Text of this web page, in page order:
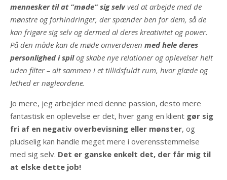
mennesker til at ”møde” sig selvved at arbejde med de
mønstre og forhindringer, der spænder ben for dem, så de
kan frigøre sig selv og dermed al deres kreativitet og power.
På den måde kan de møde omverdenen med hele deres
personlighed i spilog skabe nye relationer og oplevelser helt
uden filter – alt sammen i et tillidsfuldt rum, hvor glæde og
lethed er nøgleordene.
Jo mere, jeg arbejder med denne passion, desto mere
fantastisk en oplevelse er det, hver gang en klient gør sig
fri af en negativ overbevisning eller mønster, og
pludselig kan handle meget mere i overensstemmelse
med sig selv. Det er ganske enkelt det, der får mig til
at elske dette job!